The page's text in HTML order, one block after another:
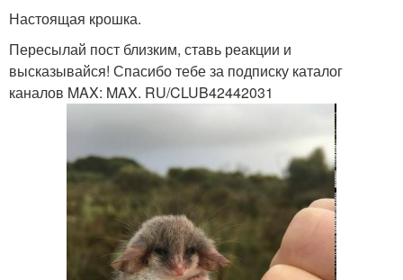
Настоящая крошка.
Пересылай пост близким, ставь реакции и
высказывайся! Спасибо тебе за подписку каталог
каналов MAX: MAX. RU/CLUB42442031